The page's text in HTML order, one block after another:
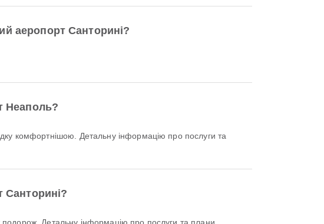
аеропорт Санторині?
Неаполь?
Санторині?